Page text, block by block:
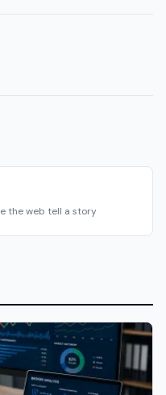
the web tell a story